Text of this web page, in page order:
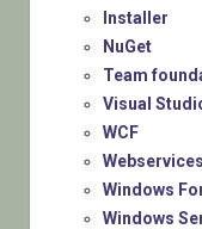
Installer
NuGet
Team
Visual
WCF
Webservices
Windows
Windows